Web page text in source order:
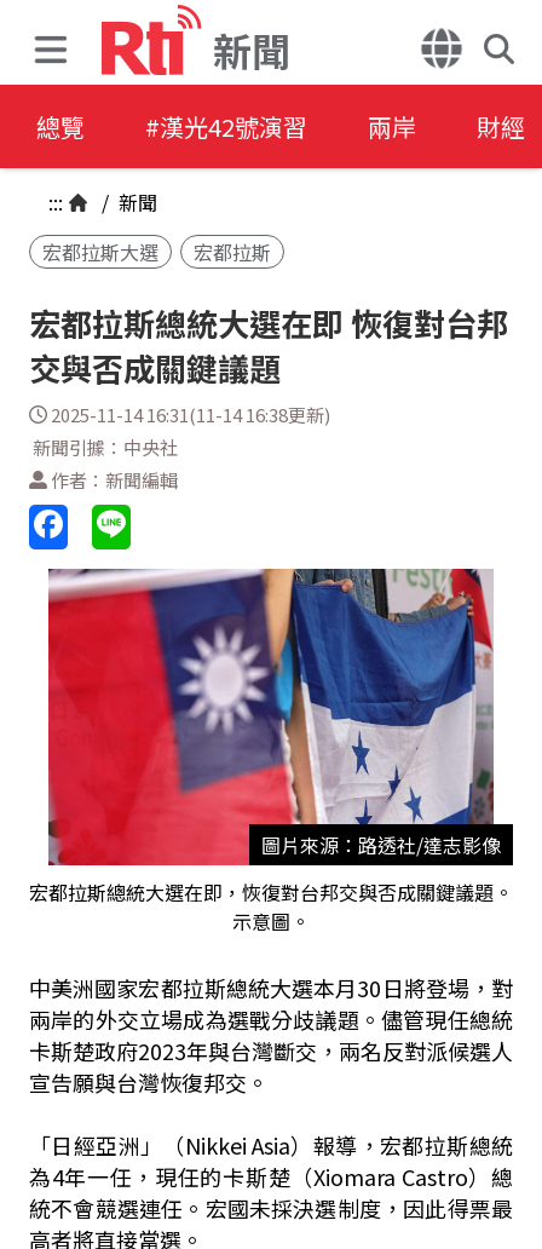
新聞
總覽 #漢光42號演習 兩岸 財經
::: / 新聞
宏都拉斯大選
宏都拉斯
宏都拉斯總統大選在即 恢復對台邦
交與否成關鍵議題
2025-11-14 16:31(11-14 16:38更新)
新聞引據：中央社
作者：新聞編輯
圖片來源：路透社/達志影像
宏都拉斯總統大選在即，恢復對台邦交與否成關鍵議題。
示意圖。
中美洲國家宏都拉斯總統大選本月30日將登場，對
兩岸的外交立場成為選戰分歧議題。儘管現任總統
卡斯楚政府2023年與台灣斷交，兩名反對派候選人
宣告願與台灣恢復邦交。
「日經亞洲」（Nikkei Asia）報導，宏都拉斯總統
為4年一任，現任的卡斯楚（Xiomara Castro）總
統不會競選連任。宏國未採決選制度，因此得票最
高者將直接當選。